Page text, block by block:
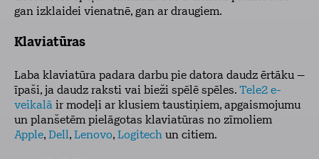
gan izklaidei vienatnē, gan ar draugiem.
Klaviatūras
Laba klaviatūra padara darbu pie datora daudz ērtāku –
īpaši, ja daudz raksti vai bieži spēlē spēles. Tele2 e-
veikalā ir modeļi ar klusiem taustiņiem, apgaismojumu
un planšetēm pielāgotas klaviatūras no zīmoliem
Apple, Dell, Lenovo, Logitech un citiem.